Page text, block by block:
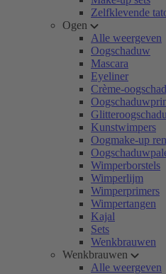
Zelfklevende
Ogen
Alle weergeven
Oogschaduw
Mascara
Eyeliner
Crème-
Kunstwimpers
Oogmake-up
Wimperborstels
Wimperlijm
Wimperprimers
Wimpertangen
Kajal
Sets
Wenkbrauwen
Wenkbrauwen
Alle weergeven